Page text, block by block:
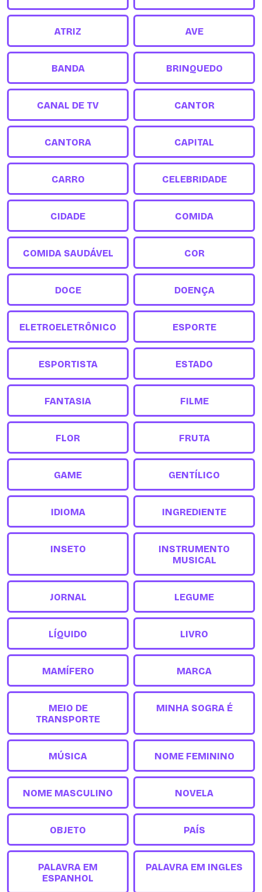
ATRIZ AVE
BANDA BRINQUEDO
CANAL DE TV CANTOR
CANTORA CAPITAL
CARRO CELEBRIDADE
CIDADE COMIDA
COMIDA SAUDÁVEL COR
DOCE DOENÇA
ELETROELETRÔNICO ESPORTE
ESPORTISTA ESTADO
FANTASIA FILME
FLOR FRUTA
GAME GENTÍLICO
IDIOMA INGREDIENTE
INSETO
INSTRUMENTO
MUSICAL
JORNAL LEGUME
LÍQUIDO LIVRO
MAMÍFERO MARCA
MEIO DE
TRANSPORTE
MINHA SOGRA É
MÚSICA NOME FEMININO
NOME MASCULINO NOVELA
OBJETO PAÍS
PALAVRA EM
ESPANHOL
PALAVRA EM INGLES